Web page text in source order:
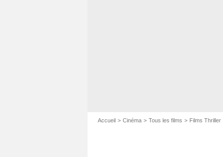
Accueil Cinéma Tous les films Films Thriller